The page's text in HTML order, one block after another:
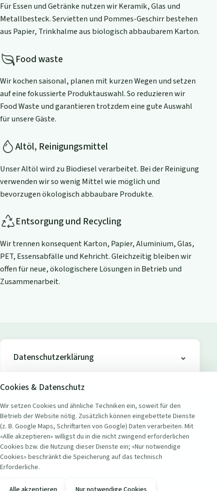
Für Essen und Getränke nutzen wir Keramik, Glas und
Metallbesteck. Servietten und Pommes-Geschirr bestehen
aus Papier, Trinkhalme aus biologisch abbaubarem Karton.
Food waste
Wir kochen saisonal, planen mit kurzen Wegen und setzen
auf eine fokussierte Produktauswahl. So reduzieren wir
Food Waste und garantieren trotzdem eine gute Auswahl
für unsere Gäste.
Altöl, Reinigungsmittel
Unser Altöl wird zu Biodiesel verarbeitet. Bei der Reinigung
verwenden wir so wenig Mittel wie möglich und
bevorzugen ökologisch abbaubare Produkte.
Entsorgung und Recycling
Wir trennen konsequent Karton, Papier, Aluminium, Glas,
PET, Essensabfälle und Kehricht. Gleichzeitig bleiben wir
offen für neue, ökologischere Lösungen in Betrieb und
Zusammenarbeit.
Datenschutzerklärung
ADRESSE
Seerestaurant Badi Wollishofen
Seestrasse 451
8038 Zürich Wollishofen, Schweiz
Cookies & Datenschutz
Wir setzen Cookies und ähnliche Techniken ein, soweit für den
Betrieb der Website nötig. Zusätzlich können eingebettete Dienste
(z. B. Google Maps, Schriftarten von Google) Daten verarbeiten. Mit
«Alle akzeptieren» willigst du in die nicht zwingend erforderlichen
Cookies bzw. die Nutzung dieser Dienste ein; «Nur notwendige
Cookies» beschränkt die Speicherung auf das technisch
Erforderliche.